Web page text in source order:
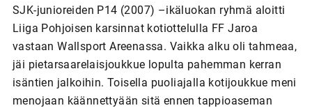
SJK-junioreiden P14 (2007) –ikäluokan ryhmä aloitti
Liiga Pohjoisen karsinnat kotiottelulla FF Jaroa
vastaan Wallsport Areenassa. Vaikka alku oli tahmeaa,
jäi pietarsaarelaisjoukkue lopulta pahemman kerran
isäntien jalkoihin. Toisella puoliajalla kotijoukkue meni
menojaan käännettyään sitä ennen tappioaseman